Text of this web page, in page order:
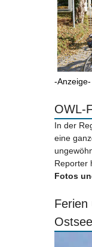
-Anzeige-
OWL-
In der
eine
Reporter
Fotos
Ferien
Ostsee